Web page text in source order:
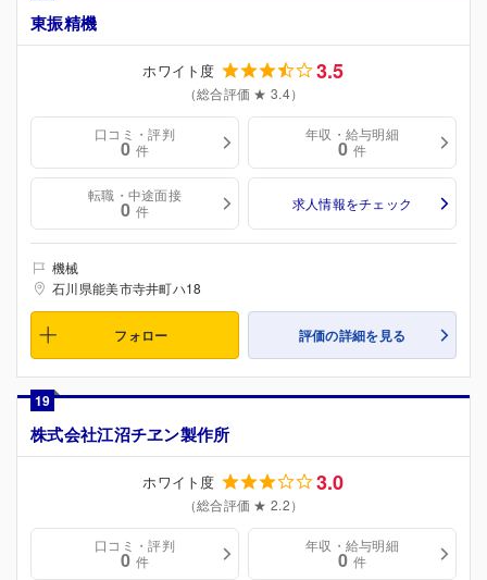
東振精機
ホワイト度 3.5
（総合評価 ★ 3.4）
口コミ・評判
0 件
年収・給与明細
0 件
転職・中途面接
0 件 求人情報をチェック
機械
石川県能美市寺井町ハ18
フォロー 評価の詳細を見る
19
株式会社江沼チヱン製作所
ホワイト度 3.0
（総合評価 ★ 2.2）
口コミ・評判
0 件
年収・給与明細
0 件